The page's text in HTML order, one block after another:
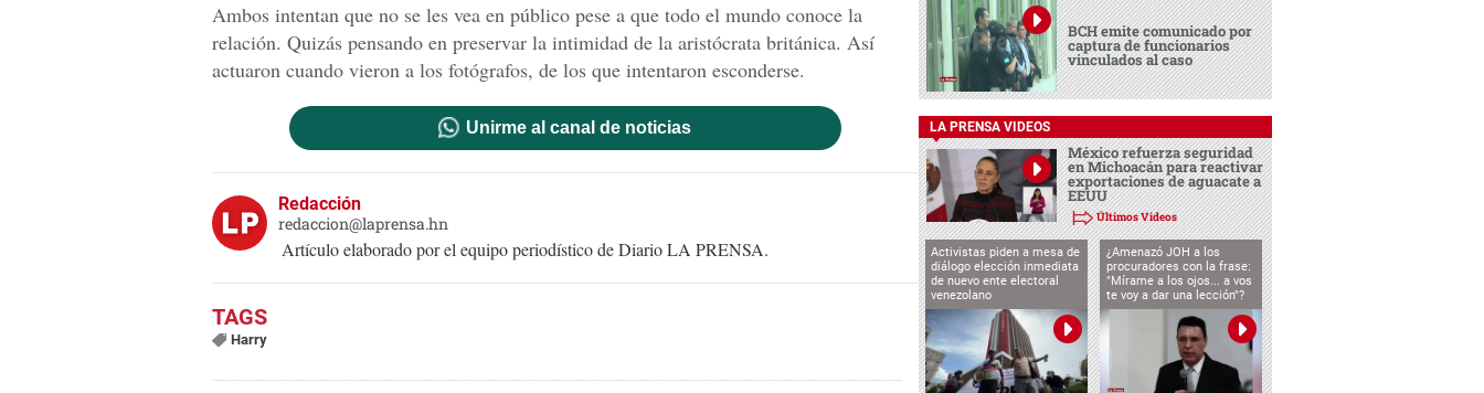
Ambos intentan que no se les vea en público pese a que todo el mundo conoce la
relación. Quizás pensando en preservar la intimidad de la aristócrata británica. Así
actuaron cuando vieron a los fotógrafos, de los que intentaron esconderse.
Unirme al canal de noticias
Redacción
redaccion@laprensa.hn
Artículo elaborado por el equipo periodístico de Diario LA PRENSA.
Harry
BCH emite comunicado por
captura de funcionarios
vinculados al caso
LA PRENSA VIDEOS
México refuerza seguridad
en Michoacán para reactivar
exportaciones de aguacate a
EEUU
Últimos Videos
Activistas piden a mesa de
diálogo elección inmediata
de nuevo ente electoral
venezolano
¿Amenazó JOH a los
procuradores con la frase:
"Mírame a los ojos... a vos
te voy a dar una lección"?